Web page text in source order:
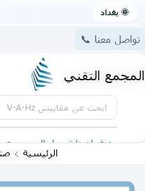
🌞 بغداد
تواصل معنا 📞
المجمع التقني
ابحث عن مقاييس V-A-Hz
يتوفر لدينا توصيل الى جميع
الرئيسية